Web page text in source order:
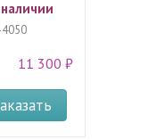
11 300 ₽